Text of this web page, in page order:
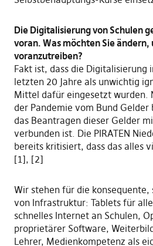
Die Digitalisierung von Schulen
voran. Was möchten Sie
voranzutreiben?
Fakt ist, dass die Digitalisierung
letzten 20 Jahre als unwichtig
Mittel dafür eingesetzt wurden.
der Pandemie vom Bund
das Beantragen dieser Gelder
verbunden ist. Die PIRATEN
bereits kritisiert, dass das alles
[1], [2]
Wir stehen für die
von Infrastruktur: Tablets für
schnelles Internet an Schulen,
proprietärer Software,
Lehrer, Medienkompetenz als